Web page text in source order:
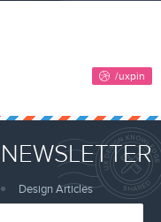
Design Articles